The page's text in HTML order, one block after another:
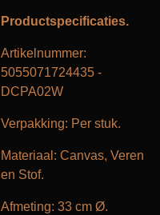
Productspecificaties.
Artikelnummer:
5055071724435 -
DCPA02W
Verpakking: Per stuk.
Materiaal: Canvas, Veren
en Stof.
Afmeting: 33 cm Ø.